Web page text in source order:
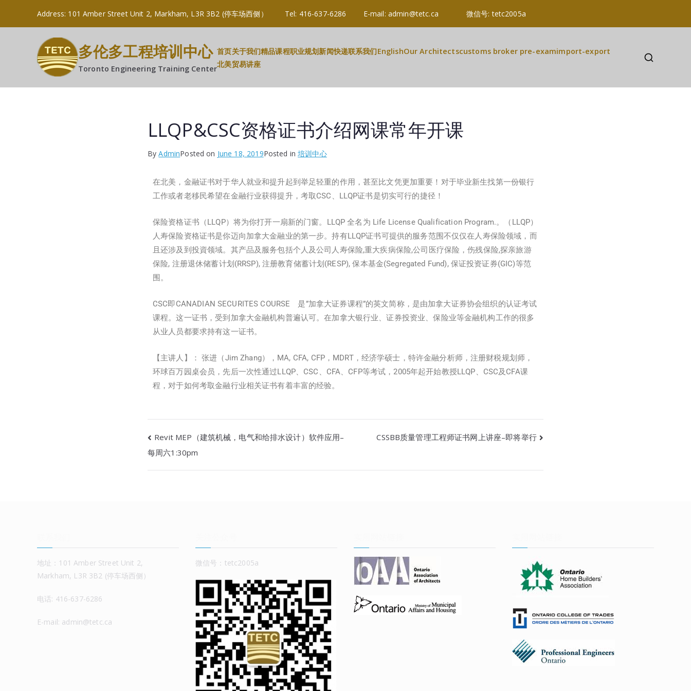
Address: 101 Amber Street Unit 2, Markham, L3R 3B2 (停车场西侧） Tel: 416-637-6286 E-mail: admin@tetc.ca 微信号: tetc2005a
多伦多工程培训中心
Toronto Engineering Training Center
首页关于我们精品课程职业规划新闻快递联系我们EnglishOur Architectscustoms broker pre-examimport-export
北美贸易讲座
LLQP&CSC资格证书介绍网课常年开课
ByAdminPosted on June 18, 2019Posted in培训中心
在北美，金融证书对于华人就业和提升起到举足轻重的作用，甚至比文凭更加重要！对于毕业新生找第一份银行
工作或者老移民希望在金融行业获得提升，考取CSC、LLQP证书是切实可行的捷径！
保险资格证书（LLQP）将为你打开一扇新的门窗。LLQP 全名为 Life License Qualification Program.。（LLQP）
人寿保险资格证书是你迈向加拿大金融业的第一步。持有LLQP证书可提供的服务范围不仅仅在人寿保险领域，而
且还涉及到投資领域。其产品及服务包括个人及公司人寿保险,重大疾病保险,公司医疗保险，伤残保险,探亲旅游
保险, 注册退休储蓄计划(RRSP), 注册教育储蓄计划(RESP), 保本基金(Segregated Fund), 保证投资证券(GIC)等范
围。
CSC即CANADIAN SECURITES COURSE 是”加拿大证券课程”的英文简称，是由加拿大证券协会组织的认证考试
课程。这一证书，受到加拿大金融机构普遍认可。在加拿大银行业、证券投资业、保险业等金融机构工作的很多
从业人员都要求持有这一证书。
【主讲人】： 张进（Jim Zhang），MA, CFA, CFP，MDRT，经济学硕士，特许金融分析师，注册财税规划师，
环球百万园桌会员，先后一次性通过LLQP、CSC、CFA、CFP等考试，2005年起开始教授LLQP、CSC及CFA课
程，对于如何考取金融行业相关证书有着丰富的经验。
Revit MEP（建筑机械，电气和给排水设计）软件应用–
每周六1:30pm
CSSBB质量管理工程师证书网上讲座–即将举行
地址：101 Amber Street Unit 2,
Markham, L3R 3B2 (停车场西侧）
电话: 416-637-6286
E-mail: admin@tetc.ca
微信号：tetc2005a